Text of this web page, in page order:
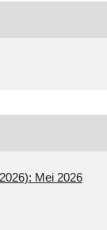
Mei 2026